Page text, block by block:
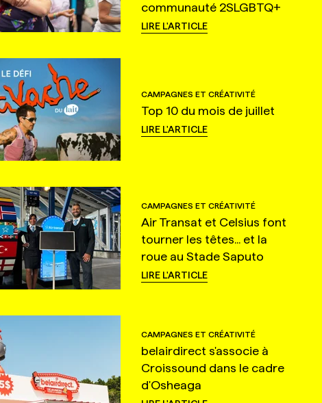
communauté 2SLGBTQ+
LIRE L'ARTICLE
CAMPAGNES ET CRÉATIVITÉ
Top 10 du mois de juillet
LIRE L'ARTICLE
CAMPAGNES ET CRÉATIVITÉ
Air Transat et Celsius font
tourner les têtes... et la
roue au Stade Saputo
LIRE L'ARTICLE
CAMPAGNES ET CRÉATIVITÉ
belairdirect s'associe à
Croissound dans le cadre
d'Osheaga